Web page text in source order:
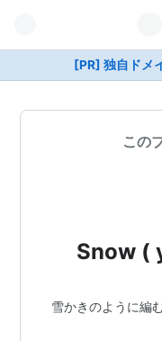
[PR] 独自ドメ
この
Snow (
雪かきのように編